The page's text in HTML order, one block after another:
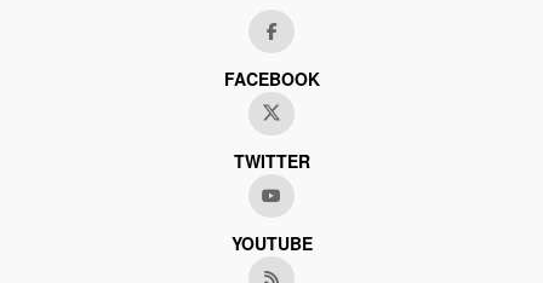
FACEBOOK
TWITTER
YOUTUBE